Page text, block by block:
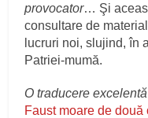
provocator… Şi
consultare de
lucruri noi, slujind, în
Patriei-mumă.
O traducere
Faust moare de două